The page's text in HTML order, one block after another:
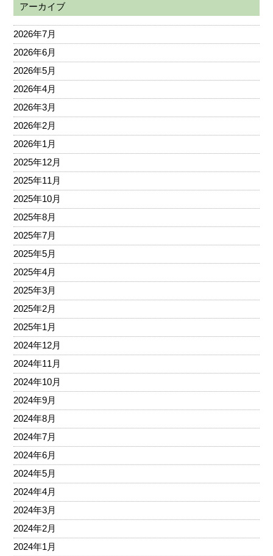
アーカイブ
2026年7月
2026年6月
2026年5月
2026年4月
2026年3月
2026年2月
2026年1月
2025年12月
2025年11月
2025年10月
2025年8月
2025年7月
2025年5月
2025年4月
2025年3月
2025年2月
2025年1月
2024年12月
2024年11月
2024年10月
2024年9月
2024年8月
2024年7月
2024年6月
2024年5月
2024年4月
2024年3月
2024年2月
2024年1月